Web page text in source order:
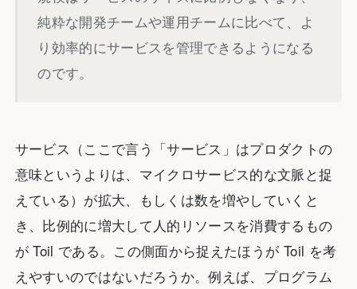
純粋な開発チームや運用チームに比べて、よ
り効率的にサービスを管理できるようになる
のです。
サービス（ここで言う「サービス」はプロダクトの
意味というよりは、マイクロサービス的な文脈と捉
えている）が拡大、もしくは数を増やしていくと
き、比例的に増大して人的リソースを消費するもの
が Toil である。この側面から捉えたほうが Toil を考
えやすいのではないだろうか。例えば、プログラム